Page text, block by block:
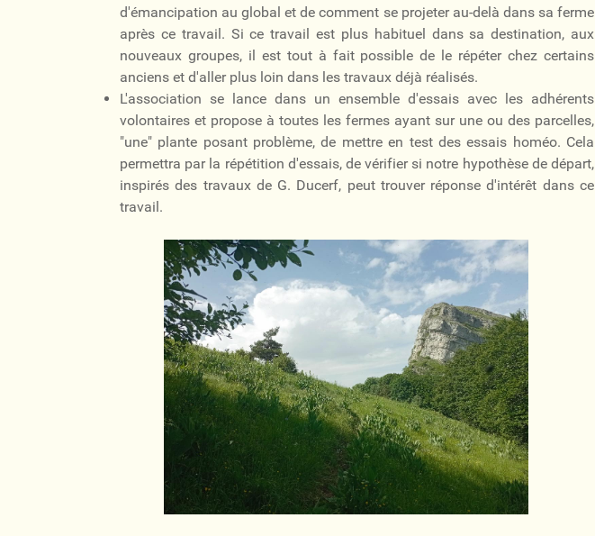
d'émancipation au global et de comment se projeter au-delà dans sa ferme
après ce travail. Si ce travail est plus habituel dans sa destination, aux
nouveaux groupes, il est tout à fait possible de le répéter chez certains
anciens et d'aller plus loin dans les travaux déjà réalisés.
L'association se lance dans un ensemble d'essais avec les adhérents
volontaires et propose à toutes les fermes ayant sur une ou des parcelles,
"une" plante posant problème, de mettre en test des essais homéo. Cela
permettra par la répétition d'essais, de vérifier si notre hypothèse de départ,
inspirés des travaux de G. Ducerf, peut trouver réponse d'intérêt dans ce
travail.